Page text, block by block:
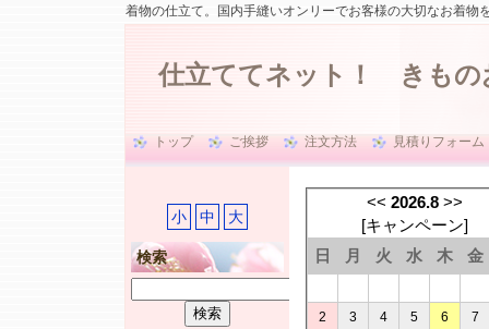
着物の仕立て。国内手縫いオンリーでお客様の大切なお着物
仕立ててネット！ きもの
トップ ご挨拶 注文方法 見積りフォーム
<< 2026.8 >>
[キャンペーン]
日
月 火 水 木 金
2 3 4 5 6
7
小 中 大
検索